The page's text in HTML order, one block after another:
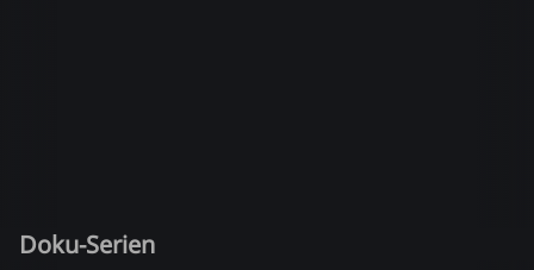
Doku-Serien